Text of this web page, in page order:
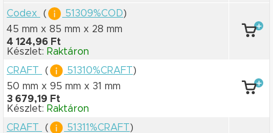
Codex
( 51309%COD)
45 mm x 85 mm x 28 mm
4 124,96 Ft
Készlet: Raktáron
CRAFT
( 51310%CRAFT)
50 mm x 95 mm x 31 mm
3 679,19 Ft
Készlet: Raktáron
CRAFT
( 51311%CRAFT)